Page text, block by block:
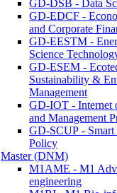
GD-DSB - Data
GD-EDCF -
and Corporate
GD-EESTM -
Science
GD-ESEM -
Sustainability &
Management
GD-IOT - Internet
and Management
GD-SCUP - Smart
Policy
Master (DNM)
M1AME - M1
engineering